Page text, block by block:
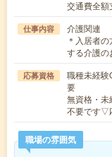
交通費全
仕事内容
介護関連
＊入居者
する介護
応募資格
職種未経験
要
無資格・
不要です▽
職場の雰囲気